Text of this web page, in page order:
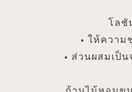
โลชั
• ให้ความ
• ส่วนผสมเป็